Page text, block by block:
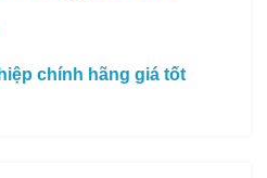
chính hãng giá tốt